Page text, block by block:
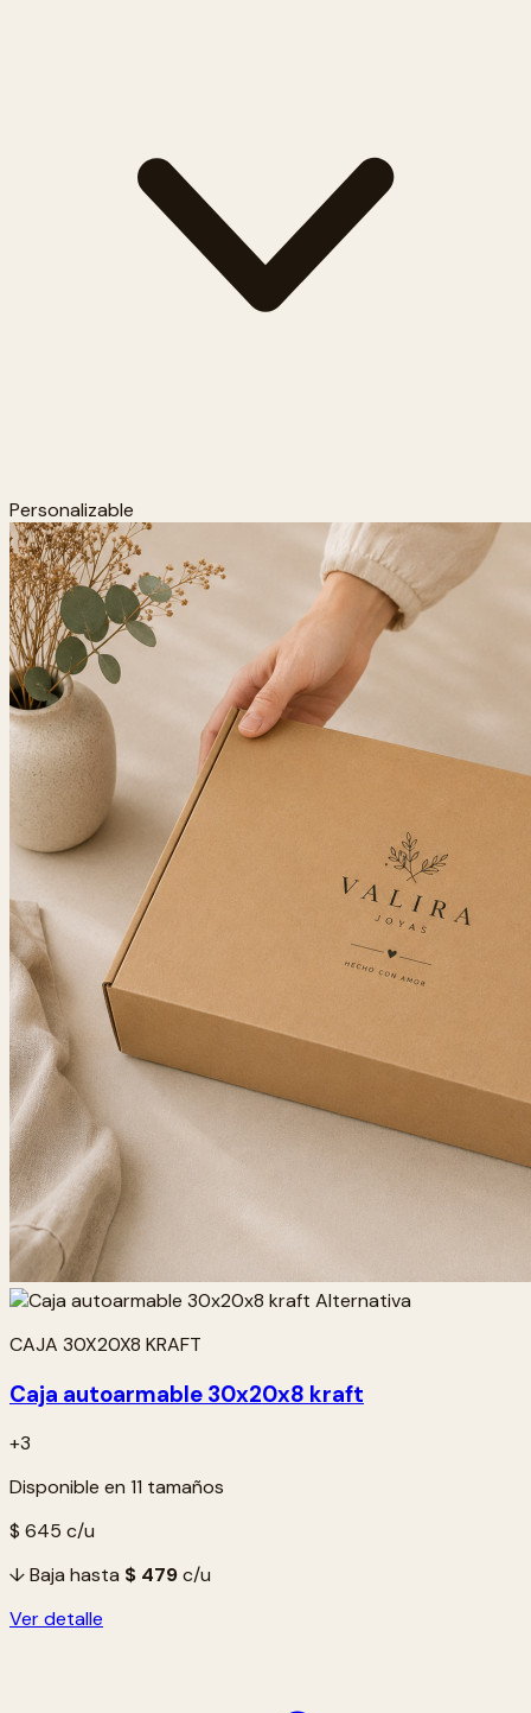
Personalizable
CAJA 30X20X8 KRAFT
Caja autoarmable 30x20x8 kraft
+3
Disponible en 11 tamaños
$ 645 c/u
↓ Baja hasta $ 479c/u
Ver detalle